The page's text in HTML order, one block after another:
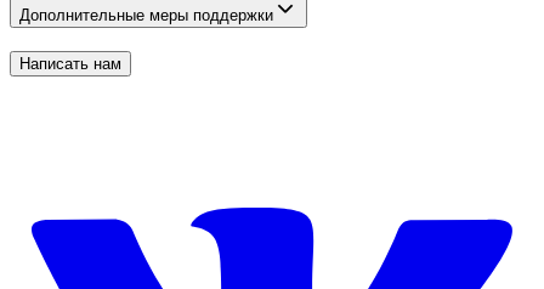
Дополнительные меры поддержки
Написать нам